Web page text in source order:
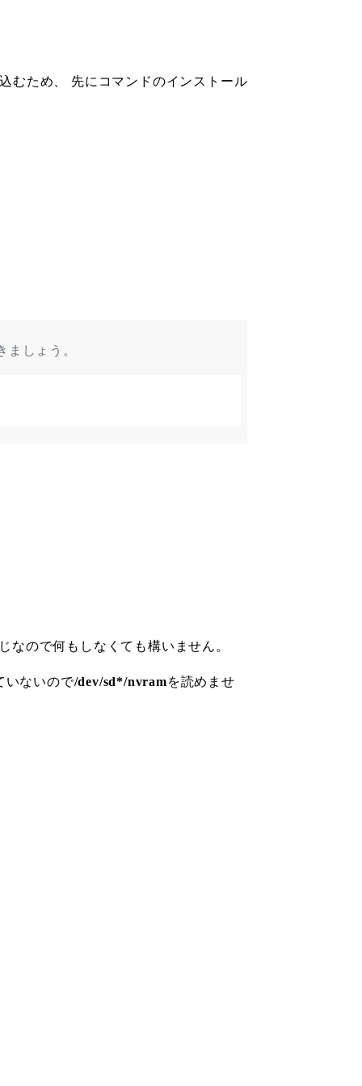
むため、 先にコマンドのインストール
しょう。
なので何もしなくても構いません。
いないので/dev/sd*/nvramを読めませ